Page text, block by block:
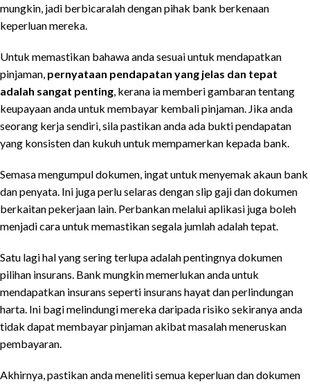
mungkin, jadi berbicaralah dengan pihak bank berkenaan
keperluan mereka.
Untuk memastikan bahawa anda sesuai untuk mendapatkan
pinjaman, pernyataan pendapatan yang jelas dan tepat
adalah sangat penting , kerana ia memberi gambaran tentang
keupayaan anda untuk membayar kembali pinjaman. Jika anda
seorang kerja sendiri, sila pastikan anda ada bukti pendapatan
yang konsisten dan kukuh untuk mempamerkan kepada bank.
Semasa mengumpul dokumen, ingat untuk menyemak akaun bank
dan penyata. Ini juga perlu selaras dengan slip gaji dan dokumen
berkaitan pekerjaan lain. Perbankan melalui aplikasi juga boleh
menjadi cara untuk memastikan segala jumlah adalah tepat.
Satu lagi hal yang sering terlupa adalah pentingnya dokumen
pilihan insurans. Bank mungkin memerlukan anda untuk
mendapatkan insurans seperti insurans hayat dan perlindungan
harta. Ini bagi melindungi mereka daripada risiko sekiranya anda
tidak dapat membayar pinjaman akibat masalah meneruskan
pembayaran.
Akhirnya, pastikan anda meneliti semua keperluan dan dokumen